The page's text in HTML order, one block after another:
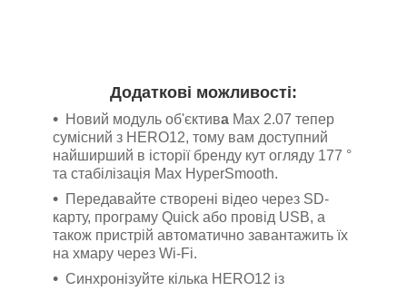
Додаткові можливості:
Новий модуль об'єктива Мах 2.07 тепер
сумісний з HERO12, тому вам доступний
найширший в історії бренду кут огляду 177 °
та стабілізація Max HyperSmooth.
Передавайте створені відео через SD-
карту, програму Quick або провід USB, а
також пристрій автоматично завантажить їх
на хмару через Wi-Fi.
Синхронізуйте кілька HERO12 із